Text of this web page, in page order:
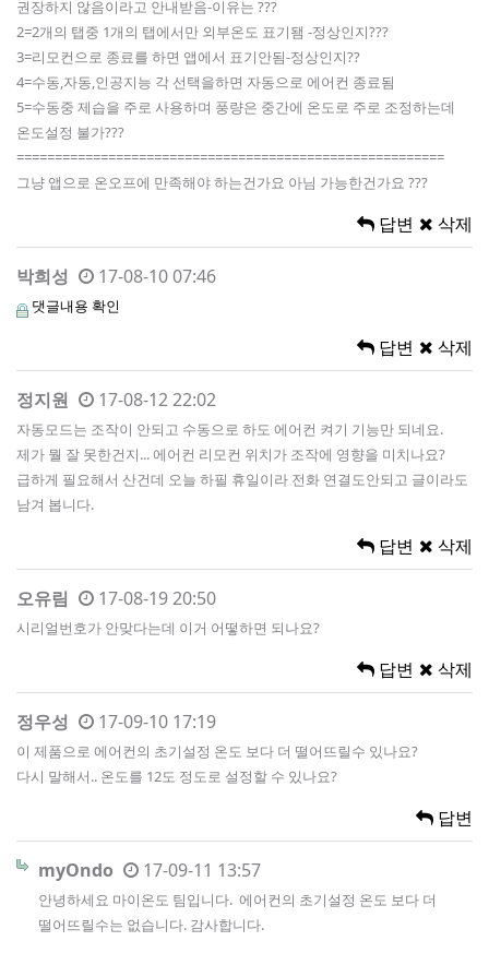
권장하지 않음이라고 안내받음-이유는 ???
2=2개의 탭중 1개의 탭에서만 외부온도 표기됌 -정상인지???
3=리모컨으로 종료를 하면 앱에서 표기안됨-정상인지??
4=수동,자동,인공지능 각 선택을하면 자동으로 에어컨 종료됨
5=수동중 제습을 주로 사용하며 풍량은 중간에 온도로 주로 조정하는데
온도설정 불가???
========================================================
그냥 앱으로 온오프에 만족해야 하는건가요 아님 가능한건가요 ???
답변 삭제
박희성 17-08-10 07:46
댓글내용 확인
답변 삭제
정지원 17-08-12 22:02
자동모드는 조작이 안되고 수동으로 하도 에어컨 켜기 기능만 되네요.
제가 뭘 잘 못한건지... 에어컨 리모컨 위치가 조작에 영향을 미치나요?
급하게 필요해서 산건데 오늘 하필 휴일이라 전화 연결도안되고 글이라도
남겨 봅니다.
답변 삭제
오유림 17-08-19 20:50
시리얼번호가 안맞다는데 이거 어떻하면 되나요?
답변 삭제
정우성 17-09-10 17:19
이 제품으로 에어컨의 초기설정 온도 보다 더 떨어뜨릴수 있나요?
다시 말해서.. 온도를 12도 정도로 설정할 수 있나요?
답변
myOndo 17-09-11 13:57
안녕하세요 마이온도 팀입니다. 에어컨의 초기설정 온도 보다 더
떨어뜨릴수는 없습니다. 감사합니다.